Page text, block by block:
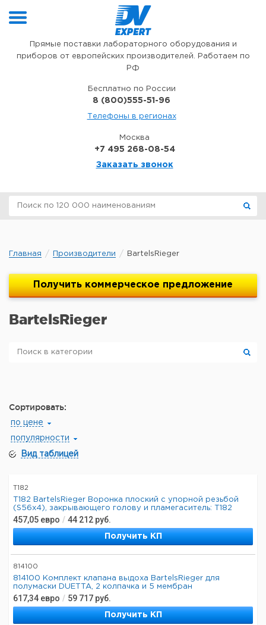
Прямые поставки лабораторного оборудования и
приборов от европейских производителей. Работаем по
РФ
Бесплатно по России
8 (800)555-51-96
Телефоны в регионах
Москва
+7 495 268-08-54
Заказать звонок
Главная Производители BartelsRieger
Получить коммерческое предложение
BartelsRieger
Сортировать:
по цене
популярности
Вид таблицей
T182
T182 BartelsRieger Воронка плоский с упорной резьбой
(S56x4), закрывающего голову и пламегаситель: T182
457,05 евро / 44 212 руб.
Получить КП
814100
814100 Комплект клапана выдоха BartelsRieger для
полумаски DUETTA, 2 колпачка и 5 мембран
617,34 евро / 59 717 руб.
Получить КП